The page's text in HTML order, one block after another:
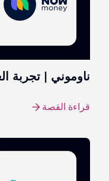
ناوموني | تجربة
قراءة القصة